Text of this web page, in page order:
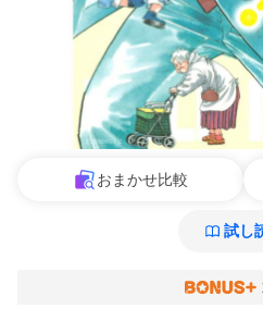
おまかせ比較
試し